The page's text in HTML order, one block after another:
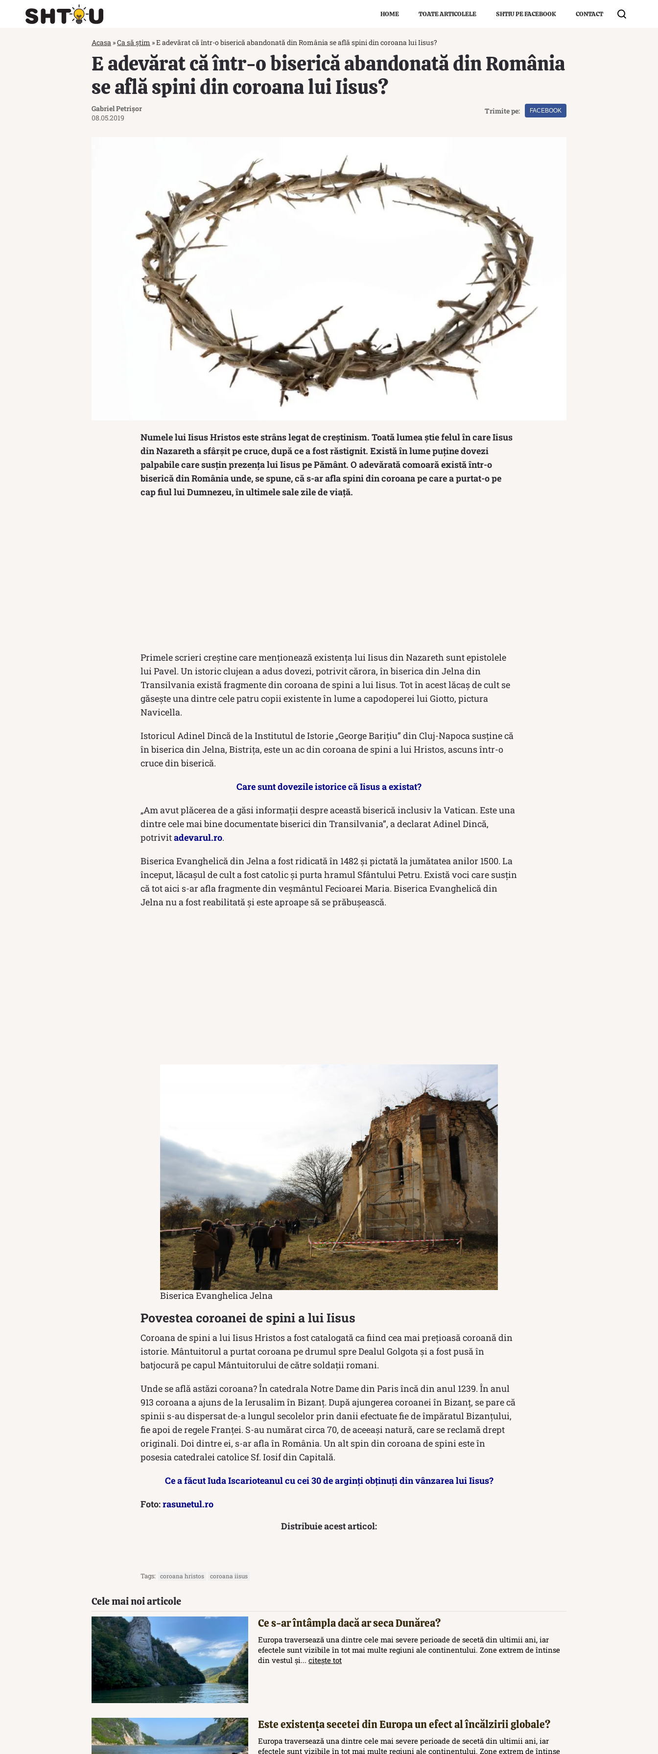
HOME TOATE ARTICOLELE SHTIU PE FACEBOOK CONTACT
Acasa »Ca să știm »E adevărat că într-o biserică abandonată din România se află spini din coroana lui Iisus?
E adevărat că într-o biserică abandonată din România
se află spini din coroana lui Iisus?
Gabriel Petrișor
08.05.2019
Trimite pe: FACEBOOK
Numele lui Iisus Hristos este strâns legat de creștinism. Toată lumea știe felul în care Iisus
din Nazareth a sfârșit pe cruce, după ce a fost răstignit. Există în lume puține dovezi
palpabile care susțin prezența lui Iisus pe Pământ. O adevărată comoară există într-o
biserică din România unde, se spune, că s-ar afla spini din coroana pe care a purtat-o pe
cap fiul lui Dumnezeu, în ultimele sale zile de viață.
Primele scrieri creştine care menționează existența lui Iisus din Nazareth sunt epistolele
lui Pavel. Un istoric clujean a adus dovezi, potrivit cărora, în biserica din Jelna din
Transilvania există fragmente din coroana de spini a lui Iisus. Tot în acest lăcaș de cult se
găsește una dintre cele patru copii existente în lume a capodoperei lui Giotto, pictura
Navicella.
Istoricul Adinel Dincă de la Institutul de Istorie „George Bariţiu” din Cluj-Napoca susține că
în biserica din Jelna, Bistrița, este un ac din coroana de spini a lui Hristos, ascuns într-o
cruce din biserică.
Care sunt dovezile istorice că Iisus a existat?
„Am avut plăcerea de a găsi informaţii despre această biserică inclusiv la Vatican. Este una
dintre cele mai bine documentate biserici din Transilvania”, a declarat Adinel Dincă,
potrivitadevarul.ro.
Biserica Evanghelică din Jelna a fost ridicată în 1482 și pictată la jumătatea anilor 1500. La
început, lăcașul de cult a fost catolic și purta hramul Sfântului Petru. Există voci care susțin
că tot aici s-ar afla fragmente din veşmântul Fecioarei Maria. Biserica Evanghelică din
Jelna nu a fost reabilitată și este aproape să se prăbușească.
Biserica Evanghelica Jelna
Povestea coroanei de spini a lui Iisus
Coroana de spini a lui Iisus Hristos a fost catalogată ca fiind cea mai prețioasă coroană din
istorie. Mântuitorul a purtat coroana pe drumul spre Dealul Golgota și a fost pusă în
batjocură pe capul Mântuitorului de către soldații romani.
Unde se află astăzi coroana? În catedrala Notre Dame din Paris încă din anul 1239. În anul
913 coroana a ajuns de la Ierusalim în Bizanț. După ajungerea coroanei în Bizanț, se pare că
spinii s-au dispersat de-a lungul secolelor prin danii efectuate fie de împăratul Bizanțului,
fie apoi de regele Franței. S-au numărat circa 70, de aceeași natură, care se reclamă drept
originali. Doi dintre ei, s-ar afla în România. Un alt spin din coroana de spini este în
posesia catedralei catolice Sf. Iosif din Capitală.
Ce a făcut Iuda Iscarioteanul cu cei 30 de arginți obţinuţi din vânzarea lui Iisus?
Foto:rasunetul.ro
Distribuie acest articol:
Tags: coroana hristos coroana iisus
Cele mai noi articole
Ce s-ar întâmpla dacă ar seca Dunărea?
Europa traversează una dintre cele mai severe perioade de secetă din ultimii ani, iar
efectele sunt vizibile în tot mai multe regiuni ale continentului. Zone extrem de întinse
din vestul și... citește tot
Este existența secetei din Europa un efect al încălzirii globale?
Europa traversează una dintre cele mai severe perioade de secetă din ultimii ani, iar
efectele sunt vizibile în tot mai multe regiuni ale continentului. Zone extrem de întinse